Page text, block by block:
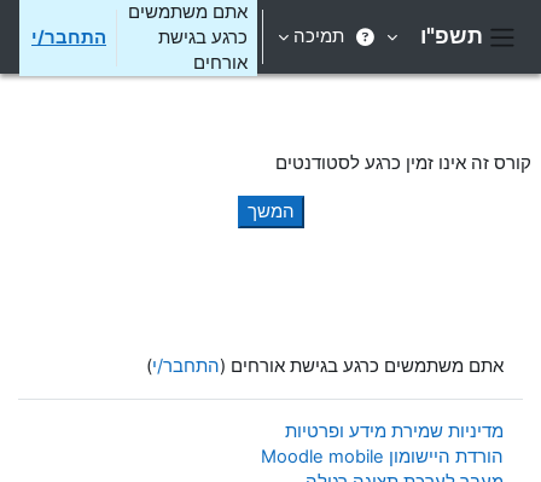
תשפ"ו תמיכה
אתם משתמשים
כרגע בגישת
אורחים
התחבר/י
קורס זה אינו זמין כרגע לסטודנטים
המשך
אתם משתמשים כרגע בגישת אורחים (התחבר/י)
מדיניות שמירת מידע ופרטיות
הורדת היישומון Moodle mobile